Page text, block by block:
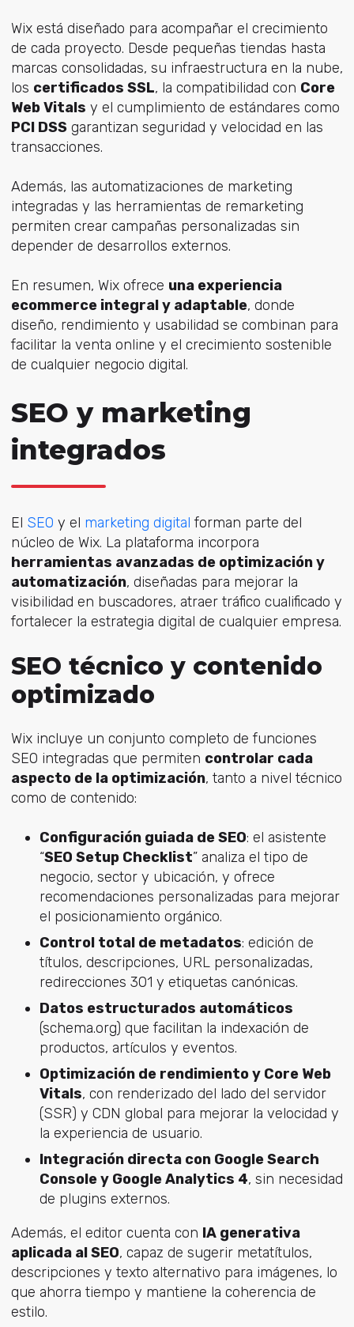
Wix está diseñado para acompañar el crecimiento
de cada proyecto. Desde pequeñas tiendas hasta
marcas consolidadas, su infraestructura en la nube,
los certificados SSL, la compatibilidad con Core
Web Vitals y el cumplimiento de estándares como
PCI DSSgarantizan seguridad y velocidad en las
transacciones.
Además, las automatizaciones de marketing
integradas y las herramientas de remarketing
permiten crear campañas personalizadas sin
depender de desarrollos externos.
En resumen, Wix ofrece una experiencia
ecommerce integral y adaptable, donde
diseño, rendimiento y usabilidad se combinan para
facilitar la venta online y el crecimiento sostenible
de cualquier negocio digital.
SEO y marketing
integrados
El SEO y el marketing digital forman parte del
núcleo de Wix. La plataforma incorpora
herramientas avanzadas de optimización y
automatización, diseñadas para mejorar la
visibilidad en buscadores, atraer tráfico cualificado y
fortalecer la estrategia digital de cualquier empresa.
SEO técnico y contenido
optimizado
Wix incluye un conjunto completo de funciones
SEO integradas que permiten controlar cada
aspecto de la optimización, tanto a nivel técnico
como de contenido:
Configuración guiada de SEO: el asistente
“SEO Setup Checklist” analiza el tipo de
negocio, sector y ubicación, y ofrece
recomendaciones personalizadas para mejorar
el posicionamiento orgánico.
Control total de metadatos: edición de
títulos, descripciones, URL personalizadas,
redirecciones 301 y etiquetas canónicas.
Datos estructurados automáticos
(schema.org) que facilitan la indexación de
productos, artículos y eventos.
Optimización de rendimiento y Core Web
Vitals, con renderizado del lado del servidor
(SSR) y CDN global para mejorar la velocidad y
la experiencia de usuario.
Integración directa con Google Search
Console y Google Analytics 4, sin necesidad
de plugins externos.
Además, el editor cuenta con IA generativa
aplicada al SEO, capaz de sugerir metatítulos,
descripciones y texto alternativo para imágenes, lo
que ahorra tiempo y mantiene la coherencia de
estilo.